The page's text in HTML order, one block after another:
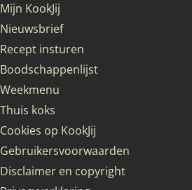
Mijn KookJij
Nieuwsbrief
Recept insturen
Boodschappenlijst
Weekmenu
Thuis koks
Cookies op KookJij
Gebruikersvoorwaarden
Disclaimer en copyright